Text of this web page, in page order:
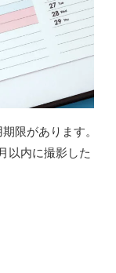
限があります。
以内に撮影した